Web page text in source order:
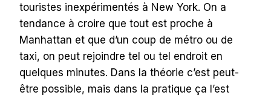
touristes inexpérimentés à New York. On a
tendance à croire que tout est proche à
Manhattan et que d’un coup de métro ou de
taxi, on peut rejoindre tel ou tel endroit en
quelques minutes. Dans la théorie c’est peut-
être possible, mais dans la pratique ça l’est